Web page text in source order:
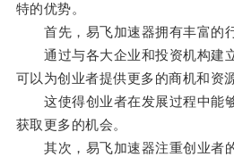
特的优势。
首先，易飞加速器拥有丰富的行
通过与各大企业和投资机构建
可以为创业者提供更多的商机和资
这使得创业者在发展过程中能够
获取更多的机会。
其次，易飞加速器注重创业者的